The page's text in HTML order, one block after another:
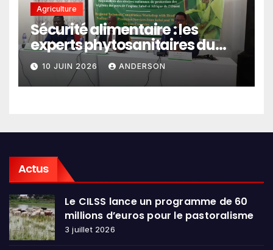
Agriculture
Sécurité alimentaire : les
experts phytosanitaires du
Sahel et d’Afrique de l’Ouest
en conclave à Lomé
10 JUIN 2026 ANDERSON
Actus
Le CILSS lance un programme de 60
millions d’euros pour le pastoralisme
3 juillet 2026